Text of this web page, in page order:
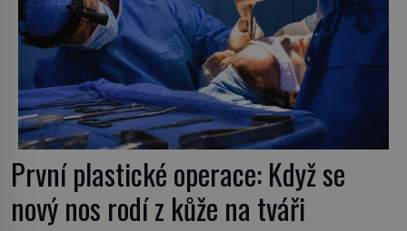
První plastické operace: Když se
nový nos rodí z kůže na tváři